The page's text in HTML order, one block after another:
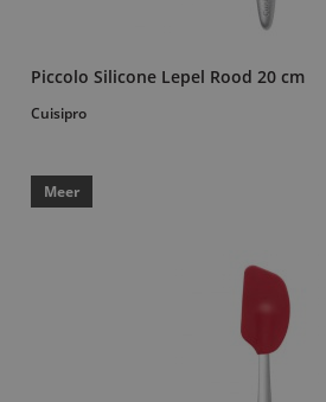
Piccolo Silicone Lepel Rood 20 cm
Cuisipro
Meer